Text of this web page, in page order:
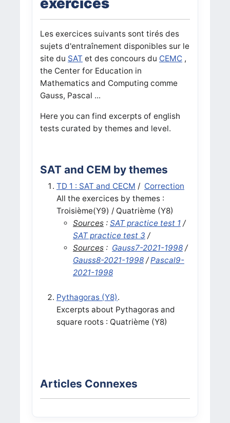
Les exercices suivants sont tirés des
sujets d'entraînement disponibles sur le
site du SAT et des concours du CEMC,
the Center for Education in
Mathematics and Computing comme
Gauss, Pascal ...
Here you can find excerpts of english
tests curated by themes and level.
SAT and CEM by themes
TD 1 : SAT and CECM / Correction
All the exercices by themes :
Troisième(Y9) / Quatrième (Y8)
Sources: SAT practice test 1/
SAT practice test 3 /
Sources: Gauss7-2021-1998/
Gauss8-2021-1998/Pascal9-
2021-1998
Pythagoras (Y8).
Excerpts about Pythagoras and
square roots : Quatrième (Y8)
Articles Connexes